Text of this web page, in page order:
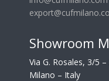
Showroom
Via G. Rosales, 3/5
Milano – Italy